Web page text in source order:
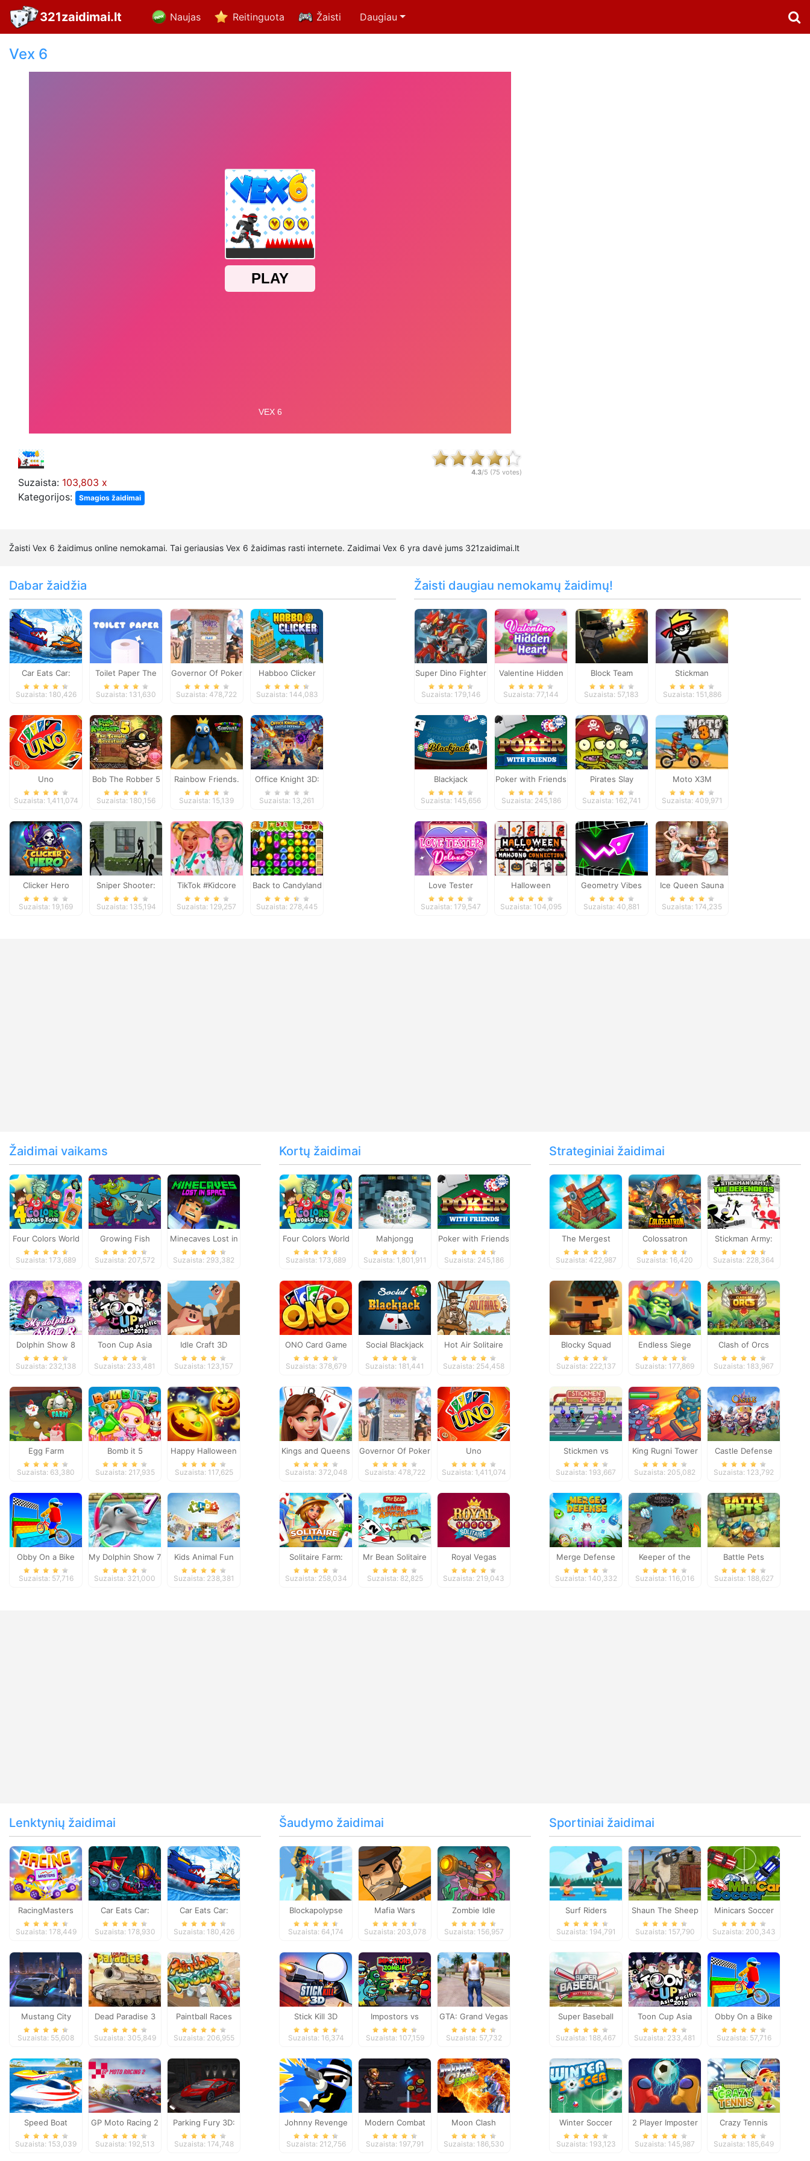
321zaidimai.lt Naujas Reitinguota Žaisti Daugiau
Vex 6
Suzaista: 103,803 x
Kategorijos:
Smagios žaidimai
4.3/5 (75 votes)
Žaisti Vex 6 žaidimus online nemokamai. Tai geriausias Vex 6 žaidimas rasti internete. Zaidimai Vex 6 yra davė jums 321zaidimai.lt
Dabar žaidžia
Car Eats Car:
Winter Adventure
Suzaista: 180,426
Toilet Paper The
Game
Suzaista: 131,630
Governor Of Poker
2
Suzaista: 478,722
Habboo Clicker
Suzaista: 144,083
Uno
Suzaista: 1,411,074
Bob The Robber 5
Temple Adventure
Suzaista: 180,156
Rainbow Friends.
Survival
Suzaista: 15,139
Office Knight 3D:
Castle Defense
Suzaista: 13,261
Clicker Hero
Suzaista: 19,169
Sniper Shooter:
Stickman Killing
Suzaista: 135,194
TikTok #Kidcore
Models
Suzaista: 129,257
Back to Candyland
5
Suzaista: 278,445
Žaisti daugiau nemokamų žaidimų!
Super Dino Fighter
Suzaista: 179,146
Valentine Hidden
Heart
Suzaista: 77,144
Block Team
Deathmatch
Suzaista: 57,183
Stickman
Peacekeeper
Suzaista: 151,886
Blackjack
Suzaista: 145,656
Poker with Friends
Suzaista: 245,186
Pirates Slay
Suzaista: 162,741
Moto X3M
Suzaista: 409,971
Love Tester
Deluxe
Suzaista: 179,547
Halloween
Mahjong
Suzaista: 104,095
Geometry Vibes
3D
Suzaista: 40,881
Ice Queen Sauna
Realife
Suzaista: 174,235
Žaidimai vaikams
Four Colors World
Tour
Suzaista: 173,689
Growing Fish
Suzaista: 207,572
Minecaves Lost in
Space
Suzaista: 293,382
Dolphin Show 8
Suzaista: 232,138
Toon Cup Asia
Pacific 2018
Suzaista: 233,481
Idle Craft 3D
Suzaista: 123,157
Egg Farm
Suzaista: 63,380
Bomb it 5
Suzaista: 217,935
Happy Halloween
Suzaista: 117,625
Obby On a Bike
Suzaista: 57,716
My Dolphin Show 7
Suzaista: 321,000
Kids Animal Fun
Suzaista: 238,381
Kortų žaidimai
Four Colors World
Tour
Suzaista: 173,689
Mahjongg
Dimensions
Suzaista: 1,801,911
Poker with Friends
Suzaista: 245,186
ONO Card Game
Suzaista: 378,679
Social Blackjack
Suzaista: 181,441
Hot Air Solitaire
Suzaista: 254,458
Kings and Queens
Solitaire Tripeaks
Suzaista: 372,048
Governor Of Poker
2
Suzaista: 478,722
Uno
Suzaista: 1,411,074
Solitaire Farm:
Seasons
Suzaista: 258,034
Mr Bean Solitaire
Adventures
Suzaista: 82,825
Royal Vegas
Solitaire
Suzaista: 219,043
Strateginiai žaidimai
The Mergest
Kingdom
Suzaista: 422,987
Colossatron
Suzaista: 16,420
Stickman Army:
The Defenders
Suzaista: 228,364
Blocky Squad
Suzaista: 222,137
Endless Siege
Suzaista: 177,869
Clash of Orcs
Suzaista: 183,967
Stickmen vs
Zombies
Suzaista: 193,667
King Rugni Tower
Defense
Suzaista: 205,082
Castle Defense
Suzaista: 123,792
Merge Defense
Suzaista: 140,332
Keeper of the
Grove 2
Suzaista: 116,016
Battle Pets
Suzaista: 188,627
Lenktynių žaidimai
RacingMasters
Suzaista: 178,449
Car Eats Car:
Dungeon
Suzaista: 178,930
Car Eats Car:
Winter Adventure
Suzaista: 180,426
Mustang City
Driver
Suzaista: 55,608
Dead Paradise 3
Suzaista: 305,849
Paintball Races
Suzaista: 206,955
Speed Boat
Extreme Racing
Suzaista: 153,039
GP Moto Racing 2
Suzaista: 192,513
Parking Fury 3D:
Night Thief
Suzaista: 174,748
Šaudymo žaidimai
Blockapolypse
Zombie Shooter
Suzaista: 64,174
Mafia Wars
Suzaista: 203,078
Zombie Idle
Defense Online
Suzaista: 156,957
Stick Kill 3D
Suzaista: 16,374
Impostors vs
Zombies: Survival
Suzaista: 107,159
GTA: Grand Vegas
Crime
Suzaista: 57,732
Johnny Revenge
Suzaista: 212,756
Modern Combat
Defense
Suzaista: 197,791
Moon Clash
Heroes
Suzaista: 186,530
Sportiniai žaidimai
Surf Riders
Suzaista: 194,791
Shaun The Sheep
Baahmy Golf
Suzaista: 157,790
Minicars Soccer
Suzaista: 200,343
Super Baseball
Suzaista: 188,467
Toon Cup Asia
Pacific 2018
Suzaista: 233,481
Obby On a Bike
Suzaista: 57,716
Winter Soccer
Suzaista: 193,123
2 Player Imposter
Soccer
Suzaista: 145,987
Crazy Tennis
Suzaista: 185,649